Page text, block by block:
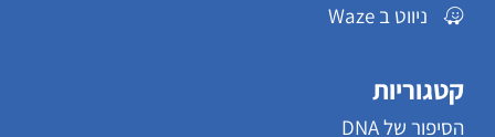
ניווט ב Waze
קטגוריות
הסיפור של DNA